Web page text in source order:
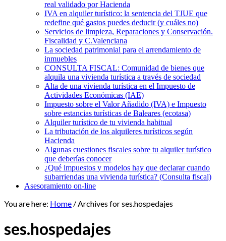
real validado por Hacienda
IVA en alquiler turístico: la sentencia del TJUE que
redefine qué gastos puedes deducir (y cuáles no)
Servicios de limpieza, Reparaciones y Conservación.
Fiscalidad y C.Valenciana
La sociedad patrimonial para el arrendamiento de
inmuebles
CONSULTA FISCAL: Comunidad de bienes que
alquila una vivienda turística a través de sociedad
Alta de una vivienda turística en el Impuesto de
Actividades Económicas (IAE)
Impuesto sobre el Valor Añadido (IVA) e Impuesto
sobre estancias turísticas de Baleares (ecotasa)
Alquiler turístico de tu vivienda habitual
La tributación de los alquileres turísticos según
Hacienda
Algunas cuestiones fiscales sobre tu alquiler turístico
que deberías conocer
¿Qué impuestos y modelos hay que declarar cuando
subarriendas una vivienda turística? (Consulta fiscal)
Asesoramiento on-line
You are here: Home /Archives for ses.hospedajes
ses.hospedajes